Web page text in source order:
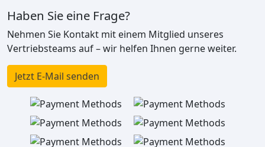
Haben Sie eine Frage?
Nehmen Sie Kontakt mit einem Mitglied unseres
Vertriebsteams auf – wir helfen Ihnen gerne weiter.
Jetzt E-Mail senden